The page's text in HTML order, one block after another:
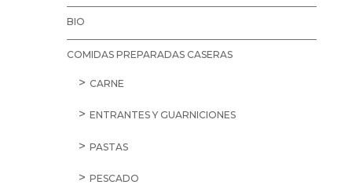
BIO
COMIDAS PREPARADAS CASERAS
CARNE
ENTRANTES Y GUARNICIONES
PASTAS
PESCADO